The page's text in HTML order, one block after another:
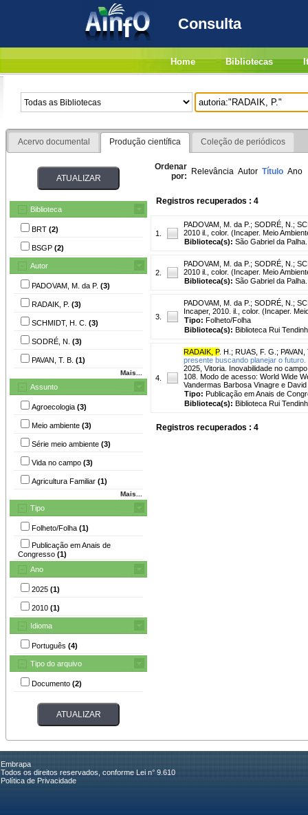
Consulta
Home Bibliotecas
Acervo documental Produção científica Coleção de periódicos
Biblioteca
BRT (2)
BSGP (2)
Autor
PADOVAM, M. da P. (3)
RADAIK, P. (3)
SCHMIDT, H. C. (3)
SODRÉ, N. (3)
PAVAN, T. B. (1)
Mais...
Assunto
Agroecologia (3)
Meio ambiente (3)
Série meio ambiente (3)
Vida no campo (3)
Agricultura Familiar (1)
Mais...
Tipo
Folheto/Folha (1)
Publicação em Anais de
Congresso (1)
Ano
2025 (1)
2010 (1)
Idioma
Português (4)
Tipo do arquivo
Documento (2)
Ordenar
por: Relevância Autor Título Ano
Registros recuperados : 4
1.
PADOVAM, M. da P. ; SODRÉ, N. ;
2010 il., color. (Incaper. Meio
Biblioteca(s): São Gabriel da Palha.
2.
PADOVAM, M. da P. ; SODRÉ, N. ;
2010 il., color. (Incaper. Meio
Biblioteca(s): São Gabriel da Palha.
3.
PADOVAM, M. da P. ; SODRÉ, N. ;
Incaper, 2010. il., color. (Incaper.
Tipo: Folheto/Folha
Biblioteca(s): Biblioteca Rui
4.
RADAIK, P. H. ; RUAS, F. G. ; PAVAN,
presente buscando planejar o futuro.
2025, Vitoria. Inovabilidade no
108. Modo de acesso: World Wide
Vandermas Barbosa Vinagre e
Tipo: Publicação em Anais de
Biblioteca(s): Biblioteca Rui
Registros recuperados : 4
Embrapa
Todos os direitos reservados, conforme Lei n° 9.610
Política de Privacidade